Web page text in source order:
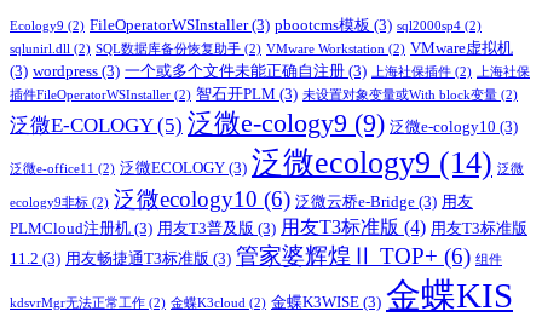
Ecology9 (2) FileOperatorWSInstaller(3) pbootcms模板 (3) sql2000sp4 (2)
sqlunirl.dll (2) SQL数据库备份恢复助手 (2) VMware Workstation (2) VMware虚拟机
(3) wordpress (3) 一个或多个文件未能正确自注册 (3) 上海社保插件 (2)
上海社保
插件FileOperatorWSInstaller (2) 智石开PLM (3) 未设置对象变量或With block变量 (2)
泛微E-COLOGY(5) 泛微e-cology9 (9) 泛微e-cology10 (3)
泛微e-office11 (2) 泛微ECOLOGY (3) 泛微ecology9 (14) 泛微
ecology9非标 (2) 泛微ecology10 (6) 泛微云桥e-Bridge (3) 用友
PLMCloud注册机 (3) 用友T3普及版 (3) 用友T3标准版 (4) 用友T3标准版
11.2 (3) 用友畅捷通T3标准版 (3) 管家婆辉煌Ⅱ TOP+ (6) 组件
kdsvrMgr无法正常工作 (2) 金蝶K3cloud (2) 金蝶K3WISE (3) 金蝶KIS